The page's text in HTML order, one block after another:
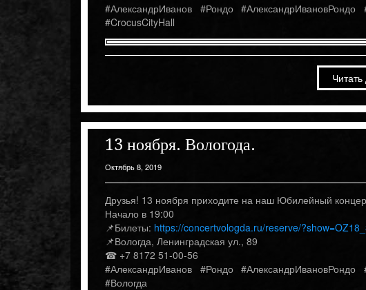
#АлександрИванов #Рондо
#CrocusCityHall
13 ноября. Вологода.
Октябрь 8, 2019
Друзья! 13 ноября приходите на наш Юбилейный
Начало в 19:00
📌Билеты: https://concertvologda.ru/reserve/
📌Вологда, Ленинградская ул., 89
☎ +7 8172 51‑00-56
#АлександрИванов #Рондо
#Вологда